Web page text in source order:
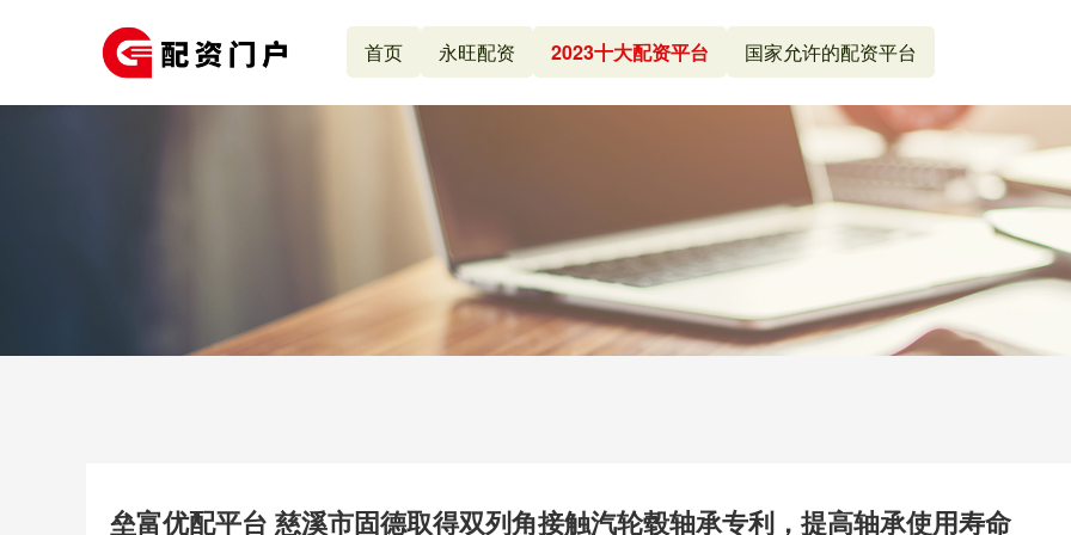
首页 永旺配资 2023十大配资平台 国家允许的配资平台
垒富优配平台 慈溪市固德取得双列角接触汽轮毂轴承专利，提高轴承使用寿命